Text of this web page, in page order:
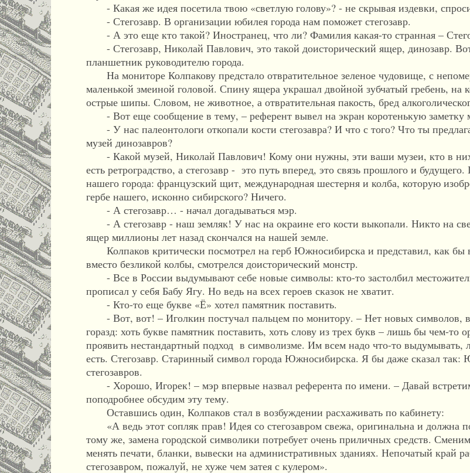
- Какая же идея посетила твою «светлую голову»? - не скрывая издевки,
- Стегозавр. В организации юбилея города нам поможет стегозавр.
- А это еще кто такой? Иностранец, что ли? Фамилия какая-то странная –
- Стегозавр, Николай Павлович, это такой доисторический ящер, динозавр.
планшетник руководителю города.
На мониторе Колпакову предстало отвратительное зеленое чудовище, с
маленькой змеиной головой. Спину ящера украшал двойной зубчатый гребень, на
острые шипы. Словом, не животное, а отвратительная пакость, бред
- Вот еще сообщение в тему, – референт вывел на экран коротенькую заметку
- У нас палеонтологи откопали кости стегозавра? И что с того? Что ты
музей динозавров?
- Какой музей, Николай Павлович! Кому они нужны, эти ваши музеи, кто в
есть ретроградство, а стегозавр - это путь вперед, это связь прошлого и
нашего города: французский щит, международная шестерня и колба, которую
гербе нашего, исконно сибирского? Ничего.
- А стегозавр… - начал догадываться мэр.
- А стегозавр - наш земляк! У нас на окраине его кости выкопали. Никто на
ящер миллионы лет назад скончался на нашей земле.
Колпаков критически посмотрел на герб Южносибирска и представил, как бы
вместо безликой колбы, смотрелся доисторический монстр.
- Все в России выдумывают себе новые символы: кто-то застолбил
прописал у себя Бабу Ягу. Но ведь на всех героев сказок не хватит.
- Кто-то еще букве «Ё» хотел памятник поставить.
- Вот, вот! – Иголкин постучал пальцем по монитору. – Нет новых символов,
горазд: хоть букве памятник поставить, хоть слову из трех букв – лишь бы чем-то
проявить нестандартный подход в символизме. Им всем надо что-то выдумывать,
есть. Стегозавр. Старинный символ города Южносибирска. Я бы даже сказал так:
стегозавров.
- Хорошо, Игорек! – мэр впервые назвал референта по имени. – Давай
поподробнее обсудим эту тему.
Оставшись один, Колпаков стал в возбуждении расхаживать по кабинету:
«А ведь этот сопляк прав! Идея со стегозавром свежа, оригинальна и должна
тому же, замена городской символики потребует очень приличных средств.
менять печати, бланки, вывески на административных зданиях. Непочатый край
стегозавром, пожалуй, не хуже чем затея с кулером».